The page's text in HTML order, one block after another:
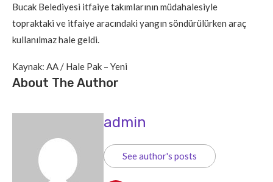
Bucak Belediyesi itfaiye takımlarının müdahalesiyle
topraktaki ve itfaiye aracındaki yangın söndürülürken araç
kullanılmaz hale geldi.
Kaynak: AA / Hale Pak – Yeni
About The Author
admin
See author's posts